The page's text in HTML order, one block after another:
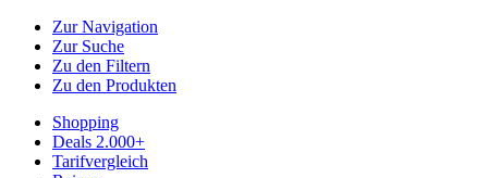
Zur Navigation
Zur Suche
Zu den Filtern
Zu den Produkten
Shopping
Deals 2.000+
Tarifvergleich